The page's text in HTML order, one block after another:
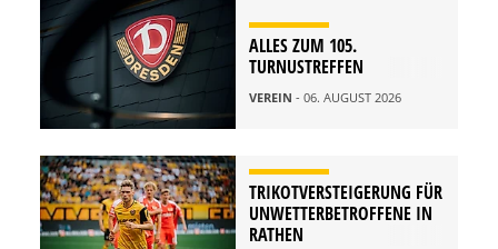
ALLES ZUM 105.
TURNUSTREFFEN
VEREIN - 06. AUGUST 2026
TRIKOTVERSTEIGERUNG FÜR
UNWETTERBETROFFENE IN
RATHEN